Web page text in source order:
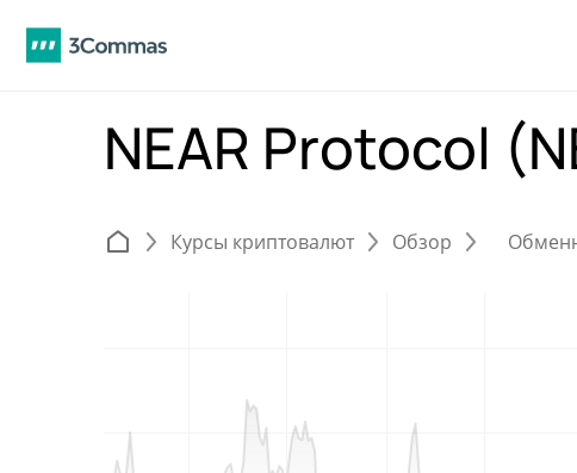
NEAR Protocol
Курсы криптовалют Обзор